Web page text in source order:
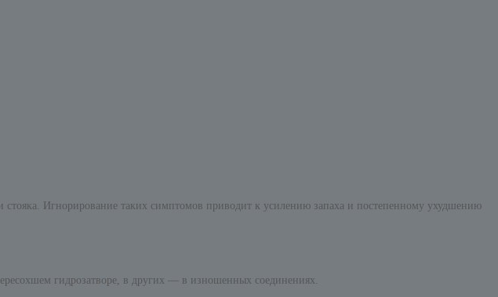
Игнорирование таких симптомов приводит к усилению запаха и постепенному ухудшению
гидрозатворе, в других — в изношенных соединениях.